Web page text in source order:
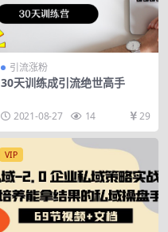
引流涨粉
30天训练成引流绝世高手
2021-08-27 14 29
VIP